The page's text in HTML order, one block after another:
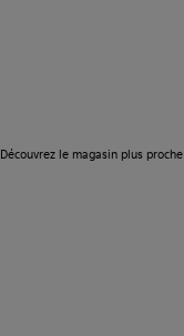
Découvrez le magasin plus proche